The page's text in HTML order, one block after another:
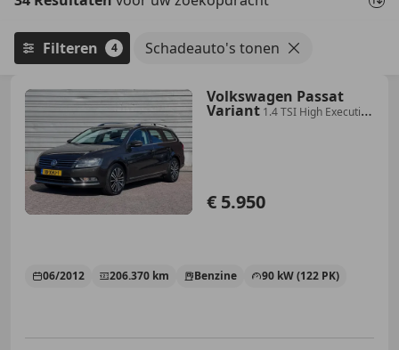
Filteren 4 Schadeauto's tonen
Volkswagen Passat
Variant 1.4 TSI High Executive
€ 5.950
06/2012 206.370 km Benzine 90 kW (122 PK)